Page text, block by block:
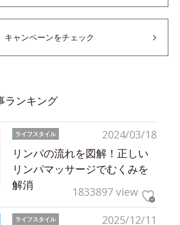
キャンペーンをチェック
ランキング
2024/03/18
ライフスタイル
リンパの流れを図解！正しい
リンパマッサージでむくみを
解消
1833897 view
2025/12/11
ライフスタイル